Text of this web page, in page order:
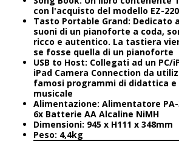
con l'acquisto del modello EZ-220
Tasto Portable Grand: Dedicato
suoni di un pianoforte a coda,
ricco e autentico. La tastiera
se fosse quella di un pianoforte
USB to Host: Collegati ad un PC/
iPad Camera Connection da
famosi programmi di didattica e
musicale
Alimentazione: Alimentatore PA-
6x Batterie AA Alcaline NiMH
Dimensioni: 945 x H111 x 348mm
Peso: 4,4kg